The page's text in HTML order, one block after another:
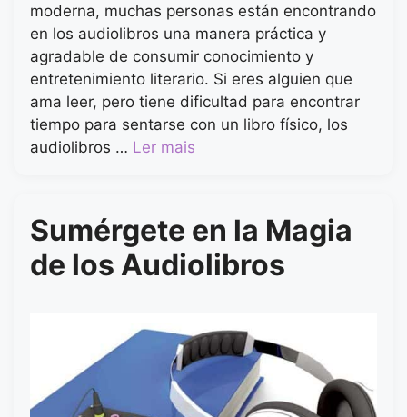
moderna, muchas personas están encontrando
en los audiolibros una manera práctica y
agradable de consumir conocimiento y
entretenimiento literario. Si eres alguien que
ama leer, pero tiene dificultad para encontrar
tiempo para sentarse con un libro físico, los
audiolibros … Ler mais
Sumérgete en la Magia
de los Audiolibros